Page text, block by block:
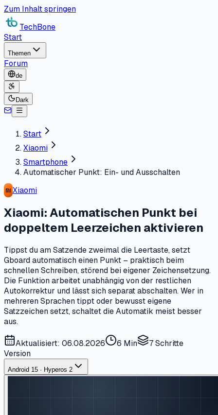
Zum Inhalt springen
TechBone
Start
Themen
Forum
de
Dark
Start
Xiaomi
Smartphone
Automatischer Punkt: Ein- und Ausschalten
Xiaomi
Xiaomi: Automatischen Punkt bei
doppeltem Leerzeichen aktivieren
Tippst du am Satzende zweimal die Leertaste, setzt
Gboard automatisch einen Punkt – praktisch beim
schnellen Schreiben, störend bei eigener Zeichensetzung.
Die Funktion arbeitet unabhängig von der restlichen
Autokorrektur und lässt sich separat abschalten. Wer in
mehreren Sprachen tippt oder bewusst eigene
Satzzeichen setzt, schaltet die Automatik meist besser
aus.
Aktualisiert: 06.08.2026 6 Min 7Schritte
Version
Android 15 · Hyperos 2